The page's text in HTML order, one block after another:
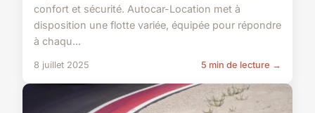
confort et sécurité. Autocar-Location met à
disposition une flotte variée, équipée pour répondre
à chaqu...
8 juillet 2025 5 min de lecture →